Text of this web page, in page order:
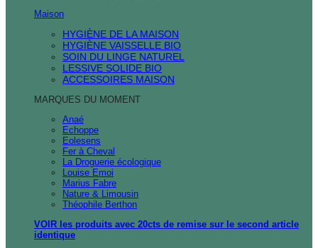
Maison
HYGIÈNE DE LA MAISON
HYGIÈNE VAISSELLE BIO
SOIN DU LINGE NATUREL
LESSIVE SOLIDE BIO
ACCESSOIRES MAISON
MARQUES DU MOMENT
Anaé
Echoppe
Eolesens
Fer à Cheval
La Droguerie écologique
Louise Emoi
Marius Fabre
Nature & Limousin
Théophile Berthon
VOIR les produits avec 20cts de remise sur le second article
identique